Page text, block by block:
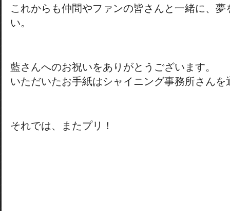
これからも仲間やファンの皆さんと一緒に、
い。
藍さんへのお祝いをありがとうございます。
いただいたお手紙はシャイニング事務所さん
それでは、またプリ！